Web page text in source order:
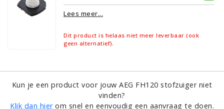
Lees meer...
Dit product is helaas niet meer leverbaar (ook
geen alternatief).
Kun je een product voor jouw AEG FH120 stofzuiger niet
vinden?
Klik dan hierom snel en eenvoudig een aanvraag te doen.